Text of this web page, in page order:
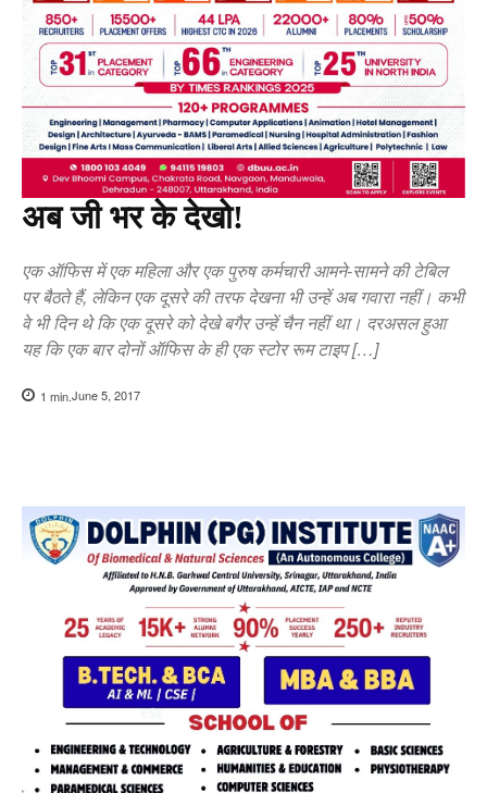
अब जी भर के देखो!
एक ऑफिस में एक महिला और एक पुरुष कर्मचारी आमने-सामने की टेबिल
पर बैठते हैं, लेकिन एक दूसरे की तरफ देखना भी उन्हें अब गवारा नहीं। कभी
वे भी दिन थे कि एक दूसरे को देखे बगैर उन्हें चैन नहीं था। दरअसल हुआ
यह कि एक बार दोनों ऑफिस के ही एक स्टोर रूम टाइप […]
1 min.June 5, 2017